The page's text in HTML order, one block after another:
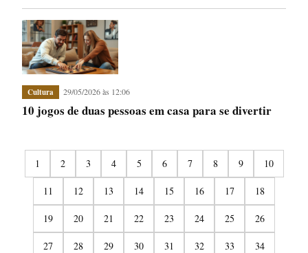
Cultura 29/05/2026 às 12:06
10 jogos de duas pessoas em casa para se divertir
1 2 3 4 5 6 7 8 9 10
11 12 13 14 15 16 17 18
19 20 21 22 23 24 25 26
27 28 29 30 31 32 33 34